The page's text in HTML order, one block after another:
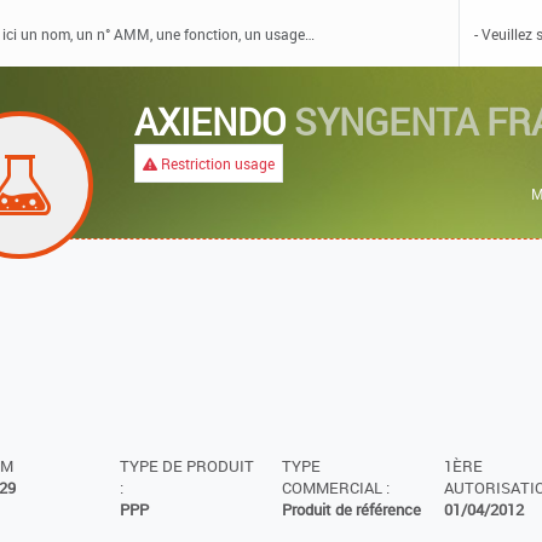
AXIENDOSYNGENTA
Restriction usage
TYPE DE PRODUIT
:
PPP
TYPE
COMMERCIAL :
Produit de référence
1ÈRE
01/04/2012